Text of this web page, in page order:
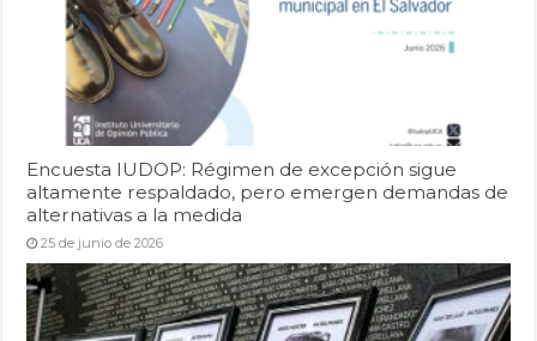
Encuesta IUDOP: Régimen de excepción sigue
altamente respaldado, pero emergen demandas de
alternativas a la medida
25 de junio de 2026